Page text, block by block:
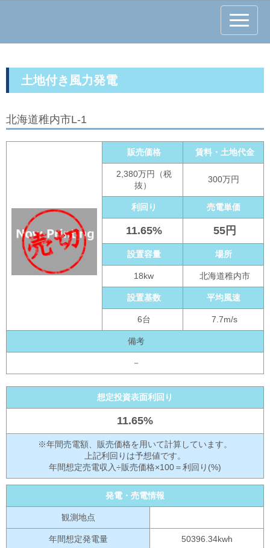
N
a
v
a
o
土地付き風力発電
北海道稚内市L-1
販売価格 賃料・土地代金
2,380万円（税
抜）
300万円
利回り 売電単価
11.65% 55円
設置容量 場所
18kw 北海道稚内市
設置基数 平均風速
6台 7.7m/s
備考
－
想定投資表面利回り
11.65%
※年間売電額、販売価格を用いて計算しています。
上記利回りは予想値です。
年間想定売電収入÷販売価格×100＝利回り(%)
発電・売電情報
観測地点
年間想定発電量 50396.34kwh